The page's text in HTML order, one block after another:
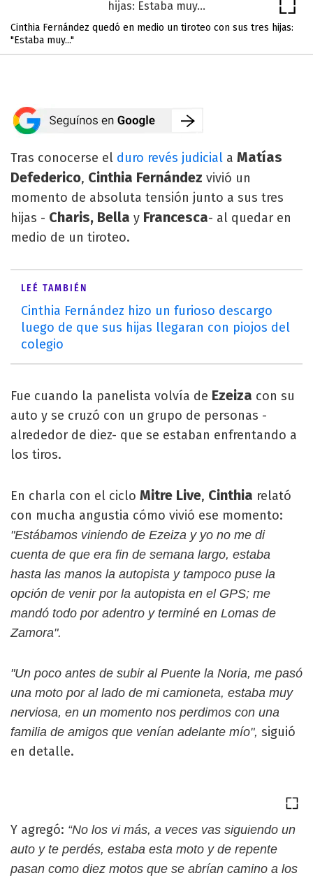
Cinthia Fernández quedó en medio un tiroteo con sus tres hijas:
"Estaba muy..."
Tras conocerse el duro revés judicial a Matías
Defederico, Cinthia Fernández vivió un
momento de absoluta tensión junto a sus tres
hijas - Charis, Bella y Francesca- al quedar en
medio de un tiroteo.
LEÉ TAMBIÉN
Cinthia Fernández hizo un furioso descargo
luego de que sus hijas llegaran con piojos del
colegio
Fue cuando la panelista volvía de Ezeiza con su
auto y se cruzó con un grupo de personas -
alrededor de diez- que se estaban enfrentando a
los tiros.
En charla con el ciclo Mitre Live, Cinthia relató
con mucha angustia cómo vivió ese momento:
"Estábamos viniendo de Ezeiza y yo no me di
cuenta de que era fin de semana largo, estaba
hasta las manos la autopista y tampoco puse la
opción de venir por la autopista en el GPS; me
mandó todo por adentro y terminé en Lomas de
Zamora".
"Un poco antes de subir al Puente la Noria, me pasó
una moto por al lado de mi camioneta, estaba muy
nerviosa, en un momento nos perdimos con una
familia de amigos que venían adelante mío", siguió
en detalle.
Y agregó: “No los vi más, a veces vas siguiendo un
auto y te perdés, estaba esta moto y de repente
pasan como diez motos que se abrían camino a los